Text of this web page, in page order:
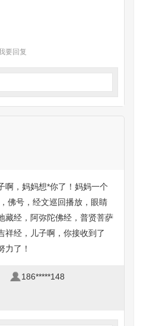
要回复
啊，妈妈想*你了！妈妈一个
佛号，经文巡回播放，眼睛
藏经，阿弥陀佛经，普贤菩萨
祥经，儿子啊，你接收到了
力了！
186*****148